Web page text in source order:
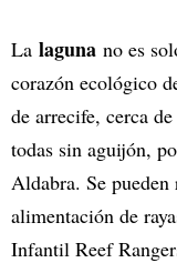
La laguna no es
corazón ecológico
de arrecife, cerca
todas sin aguijón,
Aldabra. Se
alimentación de
Infantil Reef